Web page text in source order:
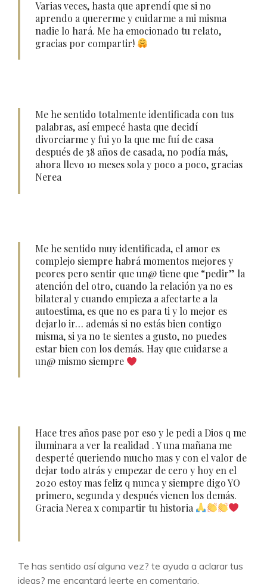
Varias veces, hasta que aprendí que si no
aprendo a quererme y cuidarme a mi misma
nadie lo hará. Me ha emocionado tu relato,
gracias por compartir!
Me he sentido totalmente identificada con tus
palabras, así empecé hasta que decidí
divorciarme y fui yo la que me fuí de casa
después de 38 años de casada, no podía más,
ahora llevo 10 meses sola y poco a poco, gracias
Nerea
Me he sentido muy identificada, el amor es
complejo siempre habrá momentos mejores y
peores pero sentir que un@ tiene que “pedir” la
atención del otro, cuando la relación ya no es
bilateral y cuando empieza a afectarte a la
autoestima, es que no es para ti y lo mejor es
dejarlo ir… además si no estás bien contigo
misma, si ya no te sientes a gusto, no puedes
estar bien con los demás. Hay que cuidarse a
un@ mismo siempre
Hace tres años pase por eso y le pedi a Dios q me
iluminara a ver la realidad . Y una mañana me
desperté queriendo mucho mas y con el valor de
dejar todo atrás y empezar de cero y hoy en el
2020 estoy mas feliz q nunca y siempre digo YO
primero, segunda y después vienen los demás.
Gracia Nerea x compartir tu historia
Te has sentido así alguna vez? te ayuda a aclarar tus
ideas? me encantará leerte en comentario.